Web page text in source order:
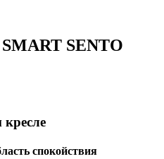
SENTO
спокойствия